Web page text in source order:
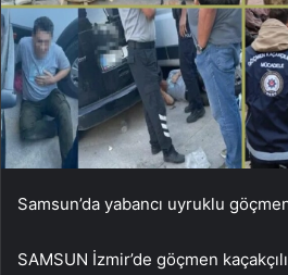
Samsun’da yabancı uyruklu
SAMSUN İzmir’de göçmen